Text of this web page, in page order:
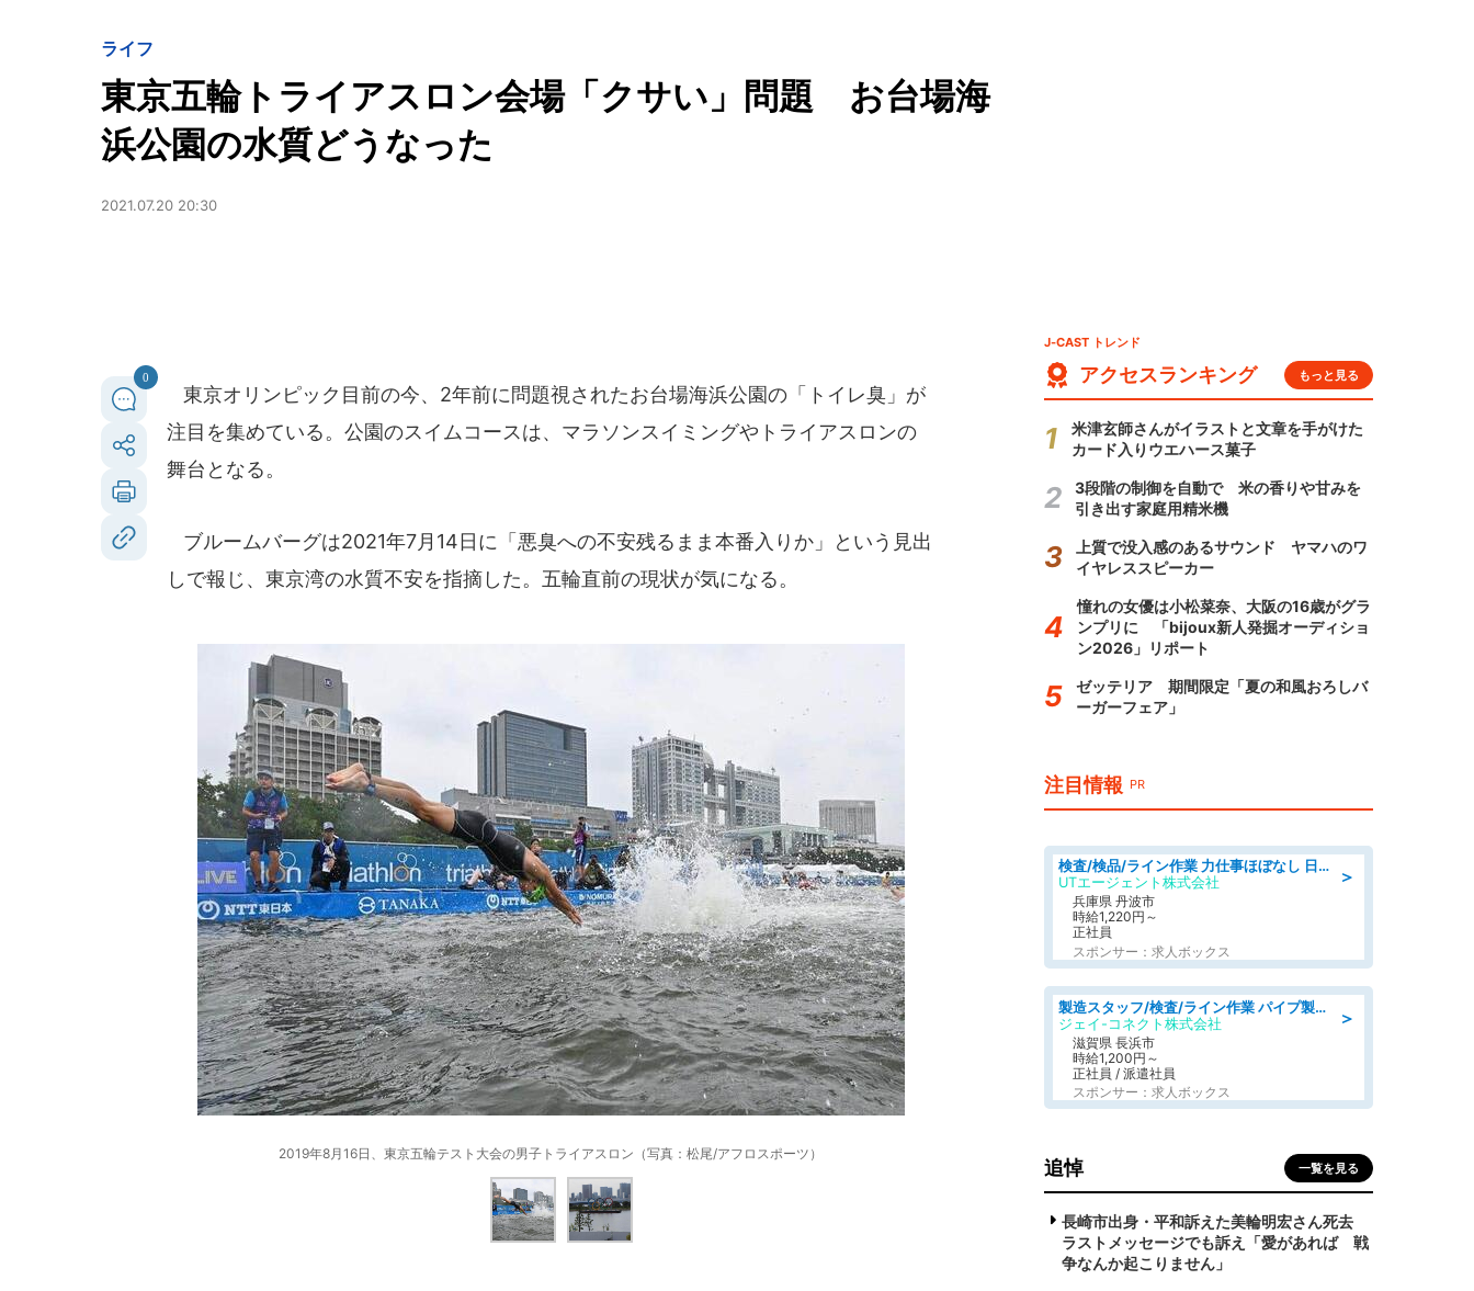
ライフ
東京五輪トライアスロン会場「クサい」問題 お台場海
浜公園の水質どうなった
2021.07.20 20:30
0
東京オリンピック目前の今、2年前に問題視されたお台場海浜公園の「トイレ臭」が
注目を集めている。公園のスイムコースは、マラソンスイミングやトライアスロンの
舞台となる。
ブルームバーグは2021年7月14日に「悪臭への不安残るまま本番入りか」という見出
しで報じ、東京湾の水質不安を指摘した。五輪直前の現状が気になる。
2019年8月16日、東京五輪テスト大会の男子トライアスロン（写真：松尾/アフロスポーツ）
J-CAST トレンド
アクセスランキング もっと見る
米津玄師さんがイラストと文章を手がけた
カード入りウエハース菓子
3段階の制御を自動で 米の香りや甘みを
引き出す家庭用精米機
上質で没入感のあるサウンド ヤマハのワ
イヤレススピーカー
憧れの女優は小松菜奈、大阪の16歳がグラ
ンプリに 「bijoux新人発掘オーディショ
ン2026」リポート
ゼッテリア 期間限定「夏の和風おろしバ
ーガーフェア」
注目情報 PR
＞
検査/検品/ライン作業 力仕事ほぼなし 日勤 土日休 未経験歓迎 検品·検査
UTエージェント株式会社
兵庫県 丹波市
時給1,220円～
正社員
スポンサー：求人ボックス
＞
製造スタッフ/検査/ライン作業 パイプ製品の加工·検査/日勤/空調完備
ジェイ-コネクト株式会社
滋賀県 長浜市
時給1,200円～
正社員 / 派遣社員
スポンサー：求人ボックス
追悼 一覧を見る
長崎市出身・平和訴えた美輪明宏さん死去
ラストメッセージでも訴え「愛があれば 戦
争なんか起こりません」